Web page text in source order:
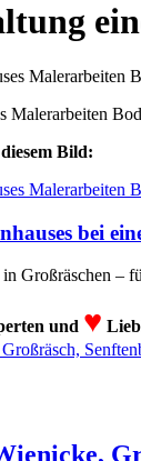
Malerarbeiten
Bild:
bei
Großräschen –
und ♥